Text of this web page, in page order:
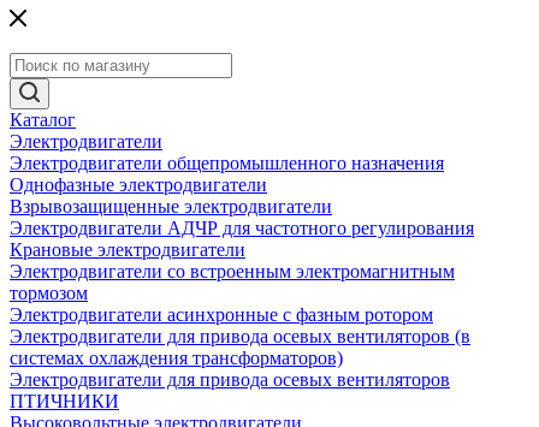
Каталог
Электродвигатели
Электродвигатели общепромышленного назначения
Однофазные электродвигатели
Взрывозащищенные электродвигатели
Электродвигатели АДЧР для частотного регулирования
Крановые электродвигатели
Электродвигатели со встроенным электромагнитным
тормозом
Электродвигатели асинхронные с фазным ротором
Электродвигатели для привода осевых вентиляторов (в
системах охлаждения трансформаторов)
Электродвигатели для привода осевых вентиляторов
ПТИЧНИКИ
Высоковольтные электродвигатели